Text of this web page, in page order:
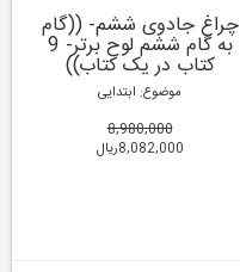
چراغ جادوی ششم- ((گام
به گام ششم لوح برتر- 9
کتاب در یک کتاب))
موضوع: ابتدایی
8,980,000
8,082,000ریال